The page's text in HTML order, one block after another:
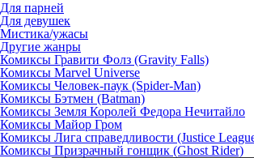
Для парней
Для девушек
Мистика/ужасы
Другие жанры
Комиксы Гравити Фолз (Gravity Falls)
Комиксы Marvel Universe
Комиксы Человек-паук (Spider-Man)
Комиксы Бэтмен (Batman)
Комиксы Земля Королей Федора Нечитайло
Комиксы Майор Гром
Комиксы Лига справедливости (Justice
Комиксы Призрачный гонщик (Ghost Rider)